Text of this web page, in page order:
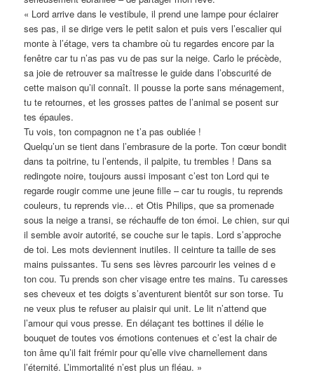
« Lord arrive dans le vestibule, il prend une lampe pour éclairer
ses pas, il se dirige vers le petit salon et puis vers l’escalier qui
monte à l’étage, vers ta chambre où tu regardes encore par la
fenêtre car tu n’as pas vu de pas sur la neige. Carlo le précède,
sa joie de retrouver sa maîtresse le guide dans l’obscurité de
cette maison qu’il connaît. Il pousse la porte sans ménagement,
tu te retournes, et les grosses pattes de l’animal se posent sur
tes épaules.
Tu vois, ton compagnon ne t’a pas oubliée !
Quelqu’un se tient dans l’embrasure de la porte. Ton cœur bondit
dans ta poitrine, tu l’entends, il palpite, tu trembles ! Dans sa
redingote noire, toujours aussi imposant c’est ton Lord qui te
regarde rougir comme une jeune fille – car tu rougis, tu reprends
couleurs, tu reprends vie… et Otis Philips, que sa promenade
sous la neige a transi, se réchauffe de ton émoi. Le chien, sur qui
il semble avoir autorité, se couche sur le tapis. Lord s’approche
de toi. Les mots deviennent inutiles. Il ceinture ta taille de ses
mains puissantes. Tu sens ses lèvres parcourir les veines d e
ton cou. Tu prends son cher visage entre tes mains. Tu caresses
ses cheveux et tes doigts s’aventurent bientôt sur son torse. Tu
ne veux plus te refuser au plaisir qui unit. Le lit n’attend que
l’amour qui vous presse. En délaçant tes bottines il délie le
bouquet de toutes vos émotions contenues et c’est la chair de
ton âme qu’il fait frémir pour qu’elle vive charnellement dans
l’éternité. L’immortalité n’est plus un fléau. »